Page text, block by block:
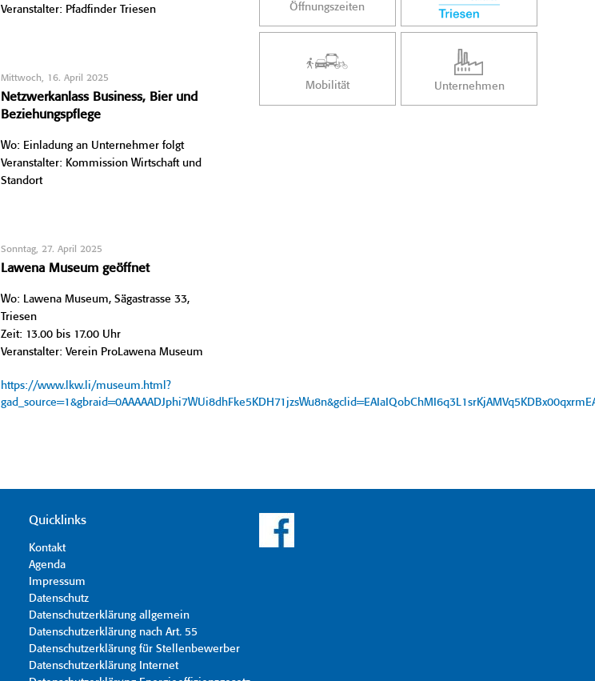
Veranstalter: Pfadfinder Triesen
Mittwoch, 16. April 2025
Netzwerkanlass Business, Bier und
Beziehungspflege
Wo: Einladung an Unternehmer folgt
Veranstalter: Kommission Wirtschaft und
Standort
Sonntag, 27. April 2025
Lawena Museum geöffnet
Wo: Lawena Museum, Sägastrasse 33,
Triesen
Zeit: 13.00 bis 17.00 Uhr
Veranstalter: Verein ProLawena Museum
https://www.lkw.li/museum.html?
Öffnungszeiten
Mobilität Unternehmen
Quicklinks
Kontakt
Agenda
Impressum
Datenschutz
Datenschutzerklärung allgemein
Datenschutzerklärung nach Art. 55
Datenschutzerklärung für Stellenbewerber
Datenschutzerklärung Internet